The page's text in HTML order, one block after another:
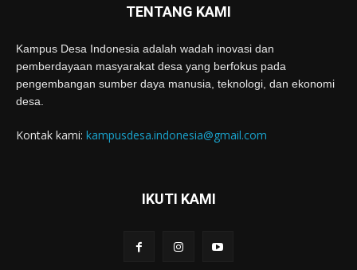
TENTANG KAMI
Kampus Desa Indonesia adalah wadah inovasi dan
pemberdayaan masyarakat desa yang berfokus pada
pengembangan sumber daya manusia, teknologi, dan ekonomi
desa.
Kontak kami: kampusdesa.indonesia@gmail.com
IKUTI KAMI